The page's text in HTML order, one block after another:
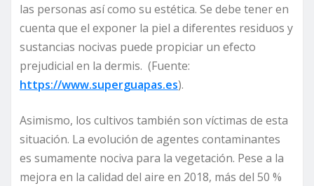
las personas así como su estética. Se debe tener en
cuenta que el exponer la piel a diferentes residuos y
sustancias nocivas puede propiciar un efecto
prejudicial en la dermis. (Fuente:
https://www.superguapas.es).
Asimismo, los cultivos también son víctimas de esta
situación. La evolución de agentes contaminantes
es sumamente nociva para la vegetación. Pese a la
mejora en la calidad del aire en 2018, más del 50 %